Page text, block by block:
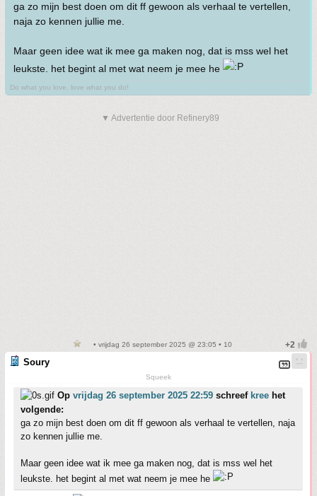
ga zo mijn best doen om dit ff gewoon als verhaal te vertellen,
naja zo kennen jullie me.
Maar geen idee wat ik mee ga maken nog, dat is mss wel het
leukste. het begint al met wat neem je mee he
Do what you love, love what you do!
▼ Advertentie door Refinery89
• vrijdag 26 september 2025 @ 23:05 • 10
Soury
Squeek
Op vrijdag 26 september 2025 22:59 schreef kree het
volgende:
ga zo mijn best doen om dit ff gewoon als verhaal te vertellen, naja
zo kennen jullie me.
Maar geen idee wat ik mee ga maken nog, dat is mss wel het
leukste. het begint al met wat neem je mee he